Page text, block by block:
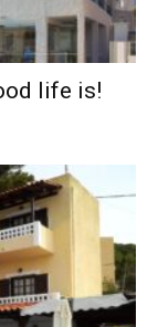
life is!